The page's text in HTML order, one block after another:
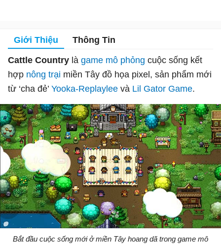
Giới Thiệu Thông Tin
Cattle Country là game mô phỏng cuộc sống kết
hợp nông trại miền Tây đồ họa pixel, sản phẩm mới
từ ‘cha đẻ’ Yooka-Replaylee và Lil Gator Game.
Bắt đầu cuộc sống mới ở miền Tây hoang dã trong game mô